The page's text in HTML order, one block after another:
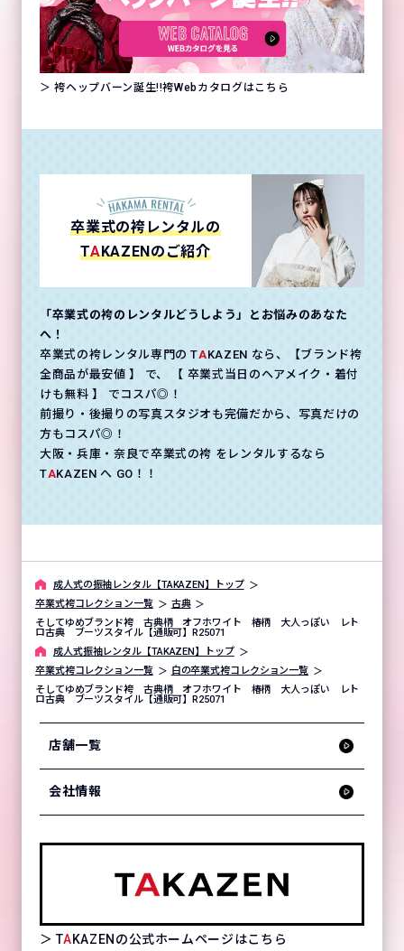
＞ 袴ヘップバーン誕生!!袴Webカタログはこちら
卒業式の袴レンタルの
TAKAZENのご紹介
「卒業式の袴のレンタルどうしよう」とお悩みのあなた
へ！
卒業式の袴レンタル専門の TAKAZEN なら、【ブランド袴
全商品が最安値 】 で、 【 卒業式当日のヘアメイク・着付
けも無料 】 でコスパ◎！
前撮り・後撮りの写真スタジオも完備だから、写真だけの
方もコスパ◎！
大阪・兵庫・奈良で卒業式の袴 をレンタルするなら
TAKAZEN へ GO！！
成⼈式の振袖レンタル【TAKAZEN】トップ
卒業式袴コレクション一覧
古典
そしてゆめブランド袴 古典柄 オフホワイト 椿柄 大人っぽい レト
ロ古典 ブーツスタイル【通販可】R25071
成⼈式振袖レンタル【TAKAZEN】トップ
卒業式袴コレクション一覧
白の卒業式袴コレクション一覧
そしてゆめブランド袴 古典柄 オフホワイト 椿柄 大人っぽい レト
ロ古典 ブーツスタイル【通販可】R25071
店舗一覧
会社情報
＞ TAKAZENの公式ホームページはこちら